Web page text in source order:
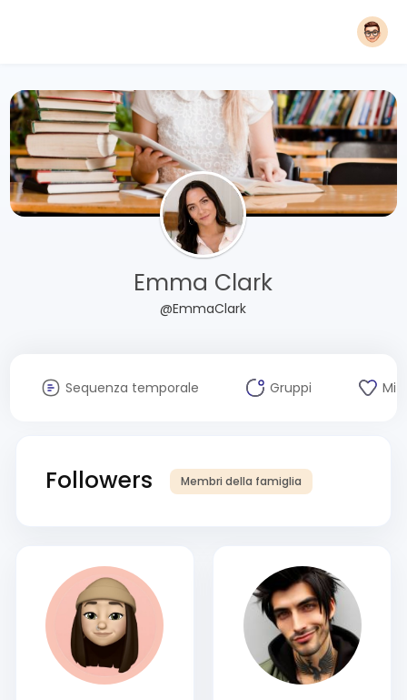
Emma Clark
@EmmaClark
Sequenza temporale Gruppi Mi
Followers Membri della famiglia